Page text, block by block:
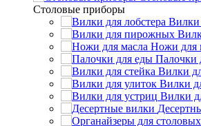
Cтоловые приборы
Вилки
Ножи для
Палочки
Вилки
Вилки
Вилки